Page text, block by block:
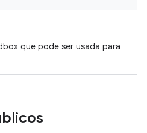
que pode ser usada para